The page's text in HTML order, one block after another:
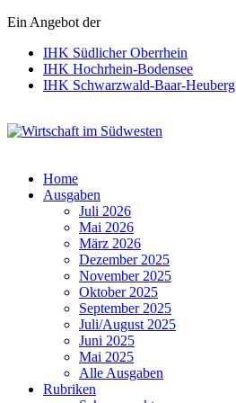
Ein Angebot der
IHK Südlicher Oberrhein
IHK Hochrhein-Bodensee
IHK Schwarzwald-Baar-Heuberg
Home
Ausgaben
Juli 2026
Mai 2026
März 2026
Dezember 2025
November 2025
Oktober 2025
September 2025
Juli/August 2025
Juni 2025
Mai 2025
Alle Ausgaben
Rubriken